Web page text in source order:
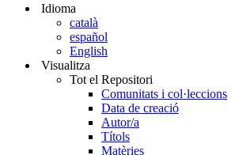
Idioma
català
español
English
Visualitza
Tot el Repositori
Comunitats i col·leccions
Data de creació
Autor/a
Títols
Matèries